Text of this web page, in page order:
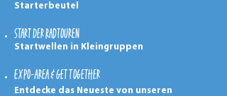
Starterbeutel
Start Der Radtouren
Startwellen in Kleingruppen
Expo-Area & Get Together
Entdecke das Neueste von unseren